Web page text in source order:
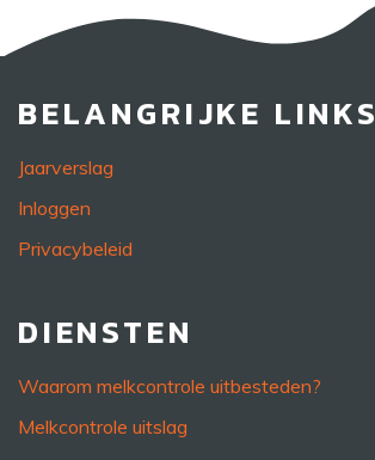
BELANGRIJKE LINKS
Jaarverslag
Inloggen
Privacybeleid
DIENSTEN
Waarom melkcontrole uitbesteden?
Melkcontrole uitslag